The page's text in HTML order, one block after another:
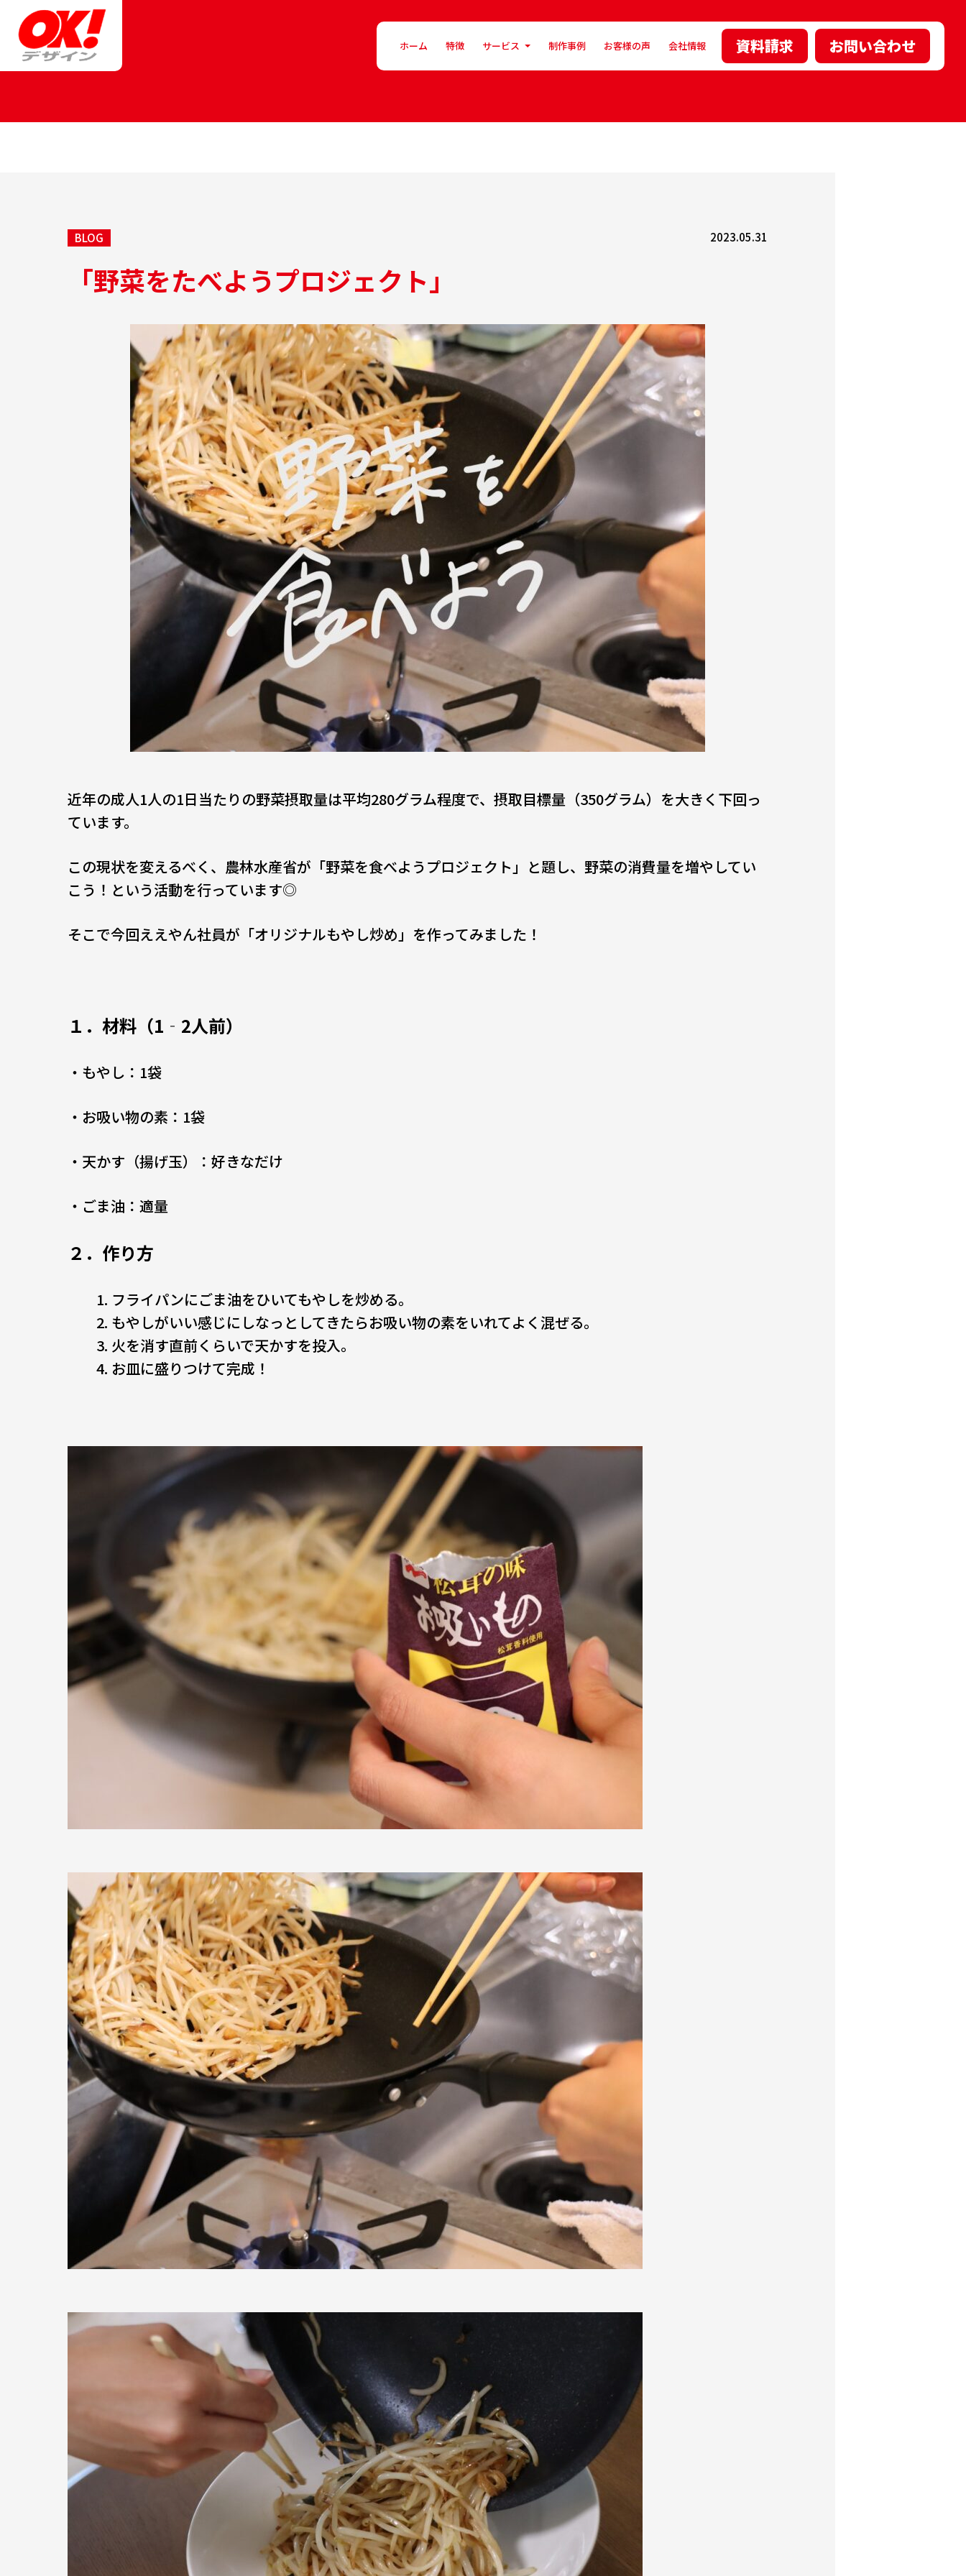
ホーム 特徴 サービス 制作事例 お客様の声 会社情報 資料請求 お問い合わせ
BLOG 2023.05.31
「野菜をたべようプロジェクト」
近年の成人1人の1日当たりの野菜摂取量は平均280グラム程度で、摂取目標量（350グラム）を大きく下回っ
ています。
この現状を変えるべく、農林水産省が「野菜を食べようプロジェクト」と題し、野菜の消費量を増やしてい
こう！という活動を行っています◎
そこで今回ええやん社員が「オリジナルもやし炒め」を作ってみました！
１．材料（1‐2人前）
・もやし：1袋
・お吸い物の素：1袋
・天かす（揚げ玉）：好きなだけ
・ごま油：適量
２．作り方
フライパンにごま油をひいてもやしを炒める。
もやしがいい感じにしなっとしてきたらお吸い物の素をいれてよく混ぜる。
火を消す直前くらいで天かすを投入。
お皿に盛りつけて完成！